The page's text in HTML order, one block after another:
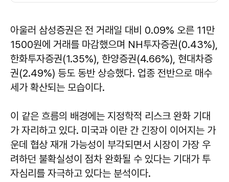
아울러 삼성증권은 전 거래일 대비 0.09% 오른 11만
1500원에 거래를 마감했으며 NH투자증권(0.43%),
한화투자증권(1.35%), 한양증권(4.66%), 현대차증
권(2.49%) 등도 동반 상승했다. 업종 전반으로 매수
세가 확산되는 모습이다.
이 같은 흐름의 배경에는 지정학적 리스크 완화 기대
가 자리하고 있다. 미국과 이란 간 긴장이 이어지는 가
운데 협상 재개 가능성이 부각되면서 시장이 가장 우
려하던 불확실성이 점차 완화될 수 있다는 기대가 투
자심리를 자극하고 있다는 분석이다.